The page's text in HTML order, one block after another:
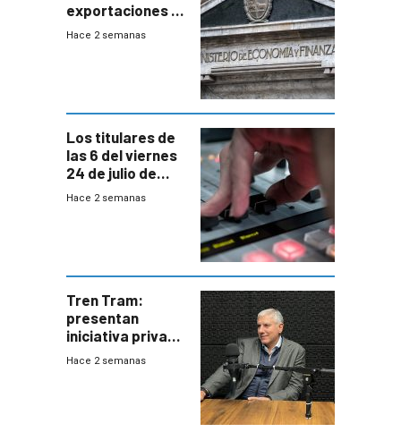
exportaciones a
EE.UU se verán
Hace 2 semanas
Los titulares de
las 6 del viernes
24 de julio de
2026
Hace 2 semanas
Tren Tram:
presentan
iniciativa privada
para una red de
Hace 2 semanas